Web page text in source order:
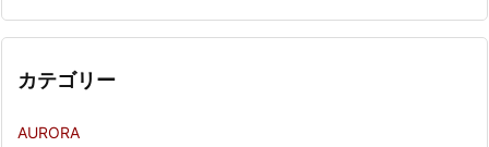
カテゴリー
AURORA